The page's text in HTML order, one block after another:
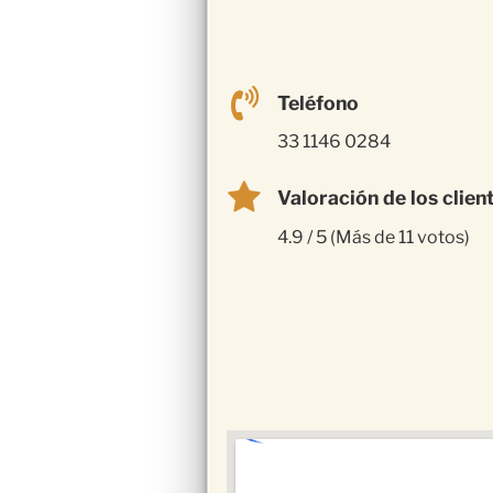
Teléfono
33 1146 0284
Valoración de los
4.9 / 5 (Más de 11 votos)